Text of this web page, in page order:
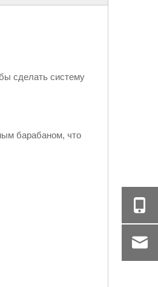
сделать систему
барабаном, что